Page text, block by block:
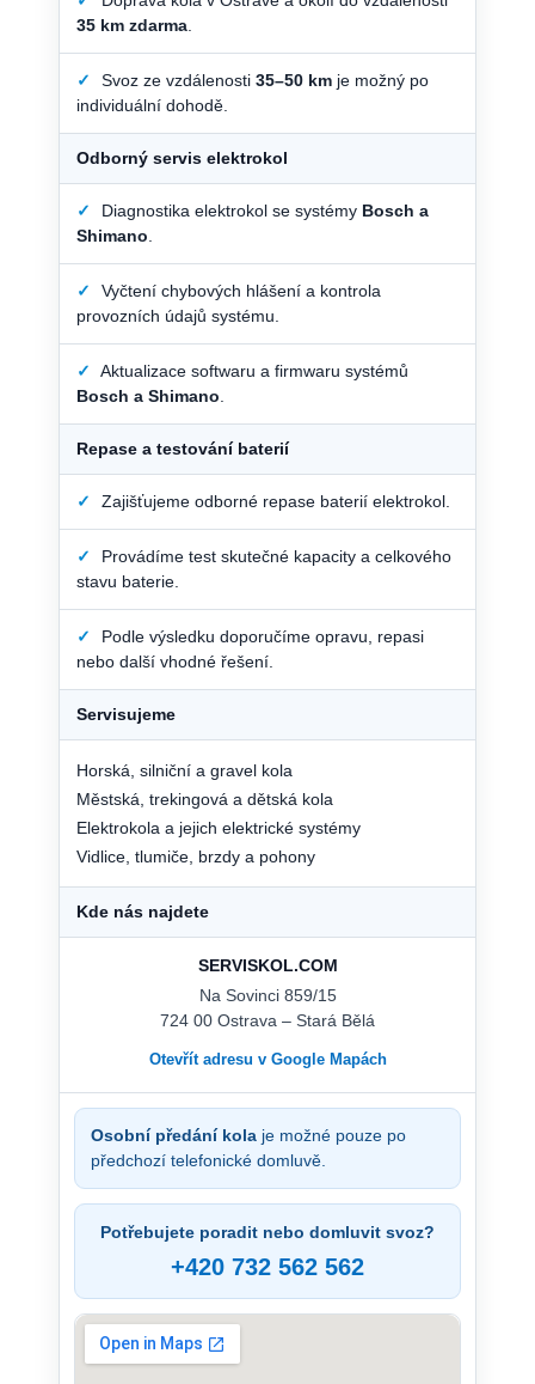
35 km zdarma
✓ Svoz ze vzdálenosti 35–50 km je možný po
individuální dohodě.
Odborný servis elektrokol
✓ Diagnostika elektrokol se systémy Bosch a
Shimano
✓
Vyčtení chybových hlášení a kontrola
provozních údajů systému.
✓
Aktualizace softwaru a firmwaru systémů
Bosch a Shimano
Repase a testování baterií
✓ Zajišťujeme odborné repase baterií elektrokol.
✓
Provádíme test skutečné kapacity a celkového
stavu baterie.
✓
Podle výsledku doporučíme opravu, repasi
nebo další vhodné řešení.
Servisujeme
Horská, silniční a gravel kola
Městská, trekingová a dětská kola
Elektrokola a jejich elektrické systémy
Vidlice, tlumiče, brzdy a pohony
Kde nás najdete
SERVISKOL.COM
Na Sovinci 859/15
724 00 Ostrava – Stará Bělá
Otevřít adresu v Google Mapách
Osobní předání kola je možné pouze po
předchozí telefonické domluvě.
Potřebujete poradit nebo domluvit svoz?
+420 732 562 562